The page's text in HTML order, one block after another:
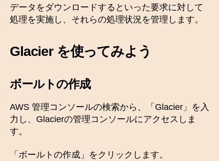
データをダウンロードするといった要求に対して
処理を実施し、それらの処理状況を管理します。
Glacier を使ってみよう
ボールトの作成
AWS 管理コンソールの検索から、「Glacier」を入
力し、Glacierの管理コンソールにアクセスしま
す。
「ボールトの作成」をクリックします。